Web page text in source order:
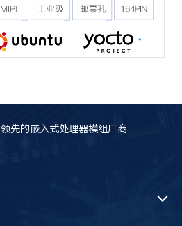
领先的嵌入式处理器模组厂商